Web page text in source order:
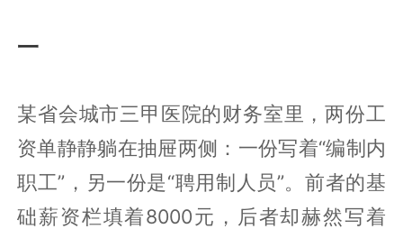
一
某省会城市三甲医院的财务室里，两份工
资单静静躺在抽屉两侧：一份写着“编制内
职工”，另一份是“聘用制人员”。前者的基
础薪资栏填着8000元，后者却赫然写着